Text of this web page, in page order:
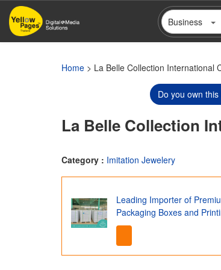
Skip
main
Business
Home > La Belle Collection International
Do you own
La Belle Collection
Category : Imitation Jewelery
Leading Importer of
Packaging Boxes and